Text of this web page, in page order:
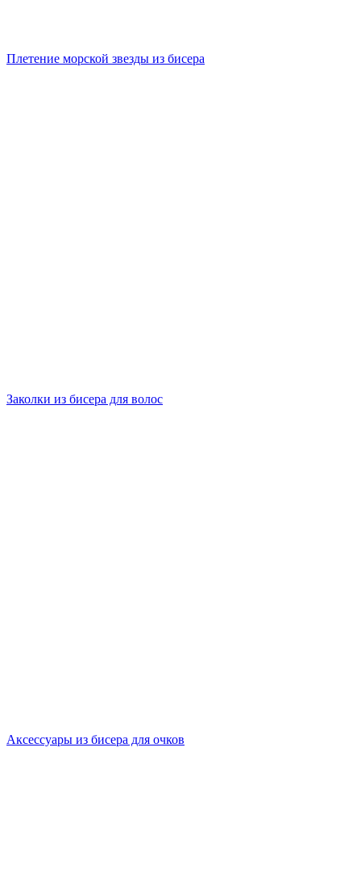
Плетение морской звезды из бисера
Заколки из бисера для волос
Аксессуары из бисера для очков